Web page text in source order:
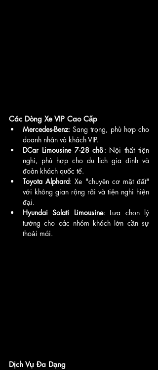
Các Dòng Xe VIP Cao Cấp
Mercedes-Benz: Sang trọng, phù hợp cho
doanh nhân và khách VIP.
DCar Limousine 7-28 chỗ: Nội thất tiện
nghi, phù hợp cho du lịch gia đình và
đoàn khách quốc tế.
Toyota Alphard: Xe "chuyên cơ mặt đất"
với không gian rộng rãi và tiện nghi hiện
đại.
Hyundai Solati Limousine: Lựa chọn lý
tưởng cho các nhóm khách lớn cần sự
thoải mái.
Dịch Vụ Đa Dạng